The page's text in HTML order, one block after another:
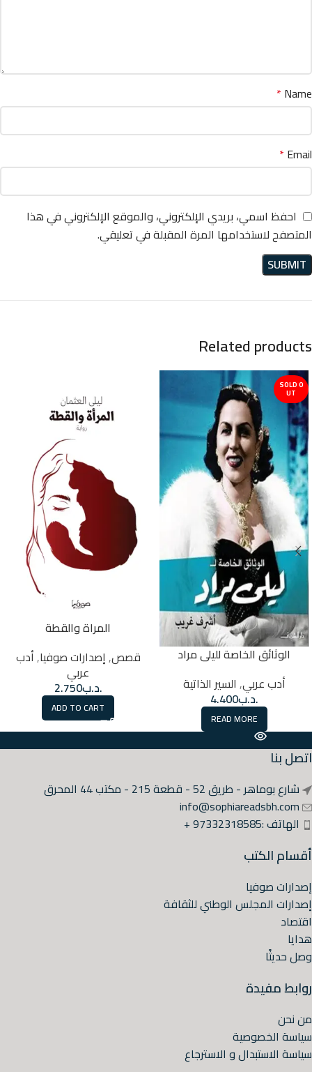
Name
*
Email
*
احفظ اسمي، بريدي الإلكتروني، والموقع الإلكتروني في هذا
المتصفح لاستخدامها المرة المقبلة في تعليقي.
Related products
SOLD O
UT
الوثائق الخاصة لليلى مراد
أدب عربي, السير الذاتية
.د.ب4.400
READ MORE
المراة والقطة
قصص,إصدارات صوفيا,أدب
عربي
.د.ب2.750
ADD TO CART
اتصل بنا
شارع بوماهر - طريق 52 - قطعة 215 - مكتب 44 المحرق
info@sophiareadsbh.com
الهاتف :97332318585 +
أقسام الكتب
إصدارات صوفيا
إصدارات المجلس الوطني للثقافة
اقتصاد
هدايا
وصل حديثًا
روابط مفيدة
من نحن
سياسة الخصوصية
سياسة الاستبدال و الاسترجاع